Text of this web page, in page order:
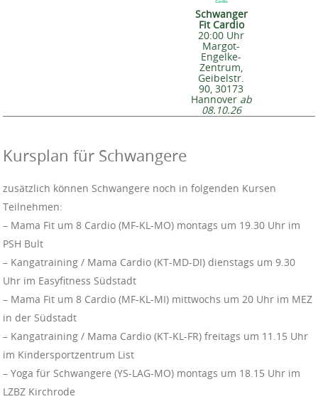
Schwanger
Fit Cardio
20:00 Uhr
Margot-
Engelke-
Zentrum,
Geibelstr.
90, 30173
Hannover ab
08.10.26
Kursplan für Schwangere
zusätzlich können Schwangere noch in folgenden Kursen
Teilnehmen:
– Mama Fit um 8 Cardio (MF-KL-MO) montags um 19.30 Uhr im
PSH Bult
– Kangatraining / Mama Cardio (KT-MD-DI) dienstags um 9.30
Uhr im Easyfitness Südstadt
– Mama Fit um 8 Cardio (MF-KL-MI) mittwochs um 20 Uhr im MEZ
in der Südstadt
– Kangatraining / Mama Cardio (KT-KL-FR) freitags um 11.15 Uhr
im Kindersportzentrum List
– Yoga für Schwangere (YS-LAG-MO) montags um 18.15 Uhr im
LZBZ Kirchrode